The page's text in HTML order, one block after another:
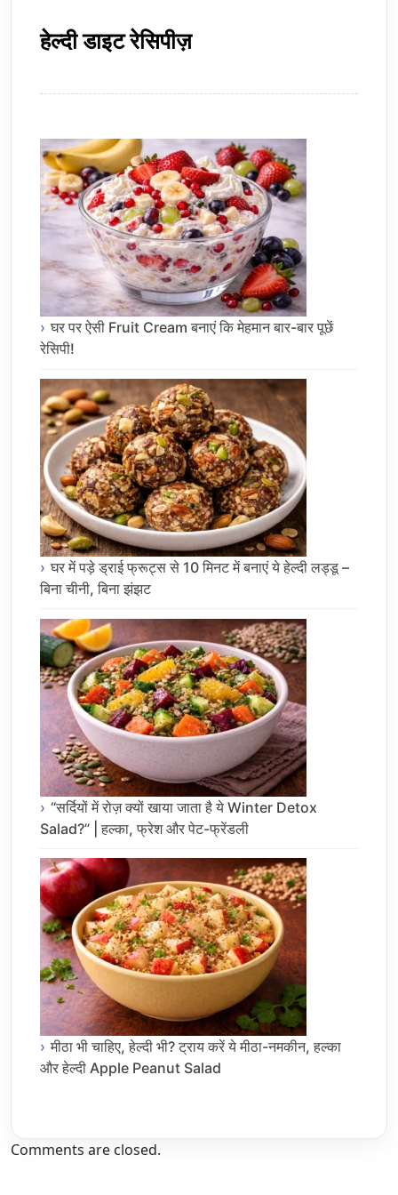
हेल्दी डाइट रेसिपीज़
घर पर ऐसी Fruit Cream बनाएं कि मेहमान बार-बार पूछें
रेसिपी!
घर में पड़े ड्राई फ्रूट्स से 10 मिनट में बनाएं ये हेल्दी लड्डू –
बिना चीनी, बिना झंझट
“सर्दियों में रोज़ क्यों खाया जाता है ये Winter Detox
Salad?” | हल्का, फ्रेश और पेट-फ्रेंडली
मीठा भी चाहिए, हेल्दी भी? ट्राय करें ये मीठा-नमकीन, हल्का
और हेल्दी Apple Peanut Salad
Comments are closed.